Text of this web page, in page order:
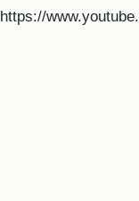
https://